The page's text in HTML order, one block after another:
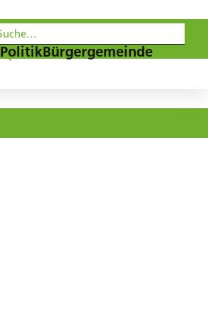
PolitikBürgergemeinde